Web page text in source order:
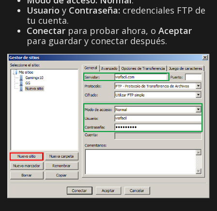
Usuario y Contraseña: credenciales FTP de
tu cuenta.
Conectar para probar ahora, o Aceptar
para guardar y conectar después.